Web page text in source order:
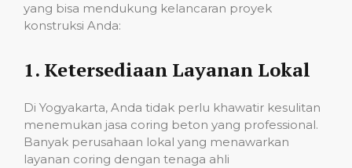
yang bisa mendukung kelancaran proyek
konstruksi Anda:
1. Ketersediaan Layanan Lokal
Di Yogyakarta, Anda tidak perlu khawatir kesulitan
menemukan jasa coring beton yang professional.
Banyak perusahaan lokal yang menawarkan
layanan coring dengan tenaga ahli